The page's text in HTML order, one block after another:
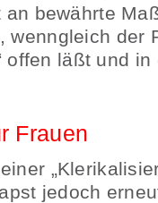
bewährte
wenngleich der
offen läßt und
Frauen
jedoch